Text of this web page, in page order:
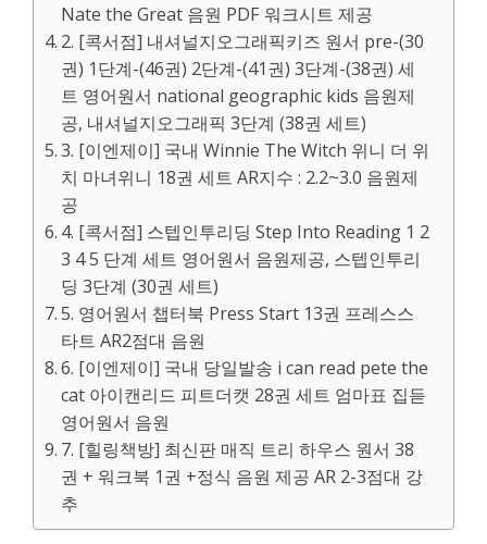
Nate the Great 음원 PDF 워크시트 제공
2. [콕서점] 내셔널지오그래픽키즈 원서 pre-(30
권) 1단계-(46권) 2단계-(41권) 3단계-(38권) 세
트 영어원서 national geographic kids 음원제
공, 내셔널지오그래픽 3단계 (38권 세트)
3. [이엔제이] 국내 Winnie The Witch 위니 더 위
치 마녀위니 18권 세트 AR지수 : 2.2~3.0 음원제
공
4. [콕서점] 스텝인투리딩 Step Into Reading 1 2
3 4 5 단계 세트 영어원서 음원제공, 스텝인투리
딩 3단계 (30권 세트)
5. 영어원서 챕터북 Press Start 13권 프레스스
타트 AR2점대 음원
6. [이엔제이] 국내 당일발송 i can read pete the
cat 아이캔리드 피트더캣 28권 세트 엄마표 집듣
영어원서 음원
7. [힐링책방] 최신판 매직 트리 하우스 원서 38
권 + 워크북 1권 +정식 음원 제공 AR 2-3점대 강
추